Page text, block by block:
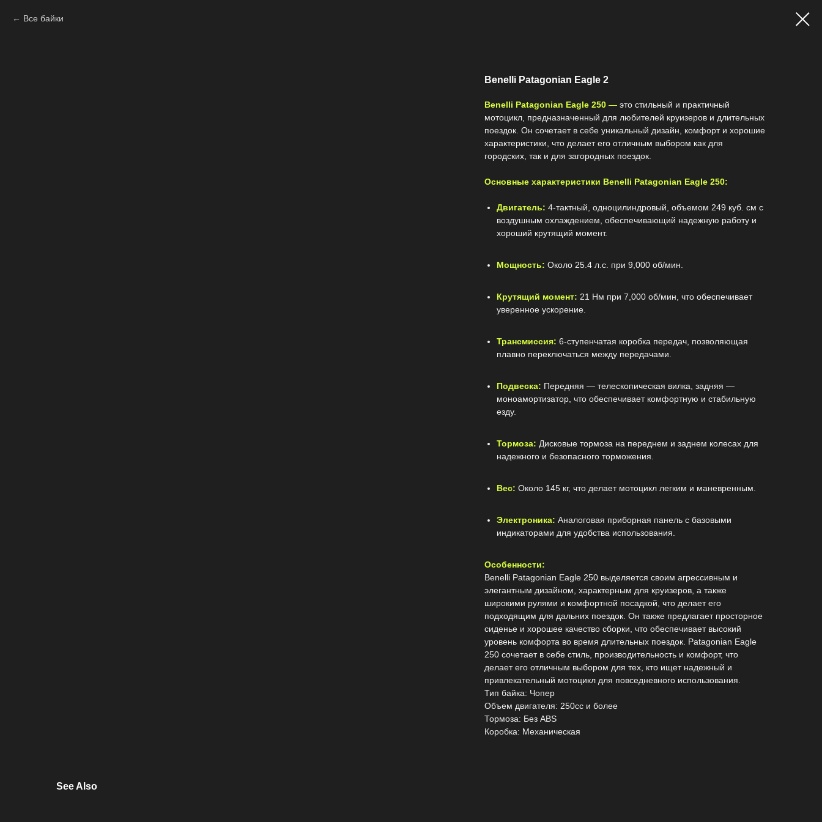
Все байки
Benelli Patagonian Eagle 2
Benelli Patagonian Eagle 250 — это стильный и практичный
мотоцикл, предназначенный для любителей круизеров и длительных
поездок. Он сочетает в себе уникальный дизайн, комфорт и хорошие
характеристики, что делает его отличным выбором как для
городских, так и для загородных поездок.
Основные характеристики Benelli Patagonian Eagle 250:
Двигатель: 4-тактный, одноцилиндровый, объемом 249 куб. см с
воздушным охлаждением, обеспечивающий надежную работу и
хороший крутящий момент.
Мощность: Около 25.4 л.с. при 9,000 об/мин.
Крутящий момент: 21 Нм при 7,000 об/мин, что обеспечивает
уверенное ускорение.
Трансмиссия: 6-ступенчатая коробка передач, позволяющая
плавно переключаться между передачами.
Подвеска: Передняя — телескопическая вилка, задняя —
моноамортизатор, что обеспечивает комфортную и стабильную
езду.
Тормоза: Дисковые тормоза на переднем и заднем колесах для
надежного и безопасного торможения.
Вес: Около 145 кг, что делает мотоцикл легким и маневренным.
Электроника: Аналоговая приборная панель с базовыми
индикаторами для удобства использования.
Особенности:
Benelli Patagonian Eagle 250 выделяется своим агрессивным и
элегантным дизайном, характерным для круизеров, а также
широкими рулями и комфортной посадкой, что делает его
подходящим для дальних поездок. Он также предлагает просторное
сиденье и хорошее качество сборки, что обеспечивает высокий
уровень комфорта во время длительных поездок. Patagonian Eagle
250 сочетает в себе стиль, производительность и комфорт, что
делает его отличным выбором для тех, кто ищет надежный и
привлекательный мотоцикл для повседневного использования.
Тип байка: Чопер
Объем двигателя: 250сс и более
Тормоза: Без ABS
Коробка: Механическая
See Also